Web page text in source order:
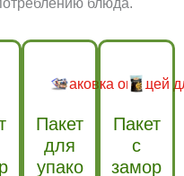
блюда.
Пакет
для
упако
Пакет
с
замор